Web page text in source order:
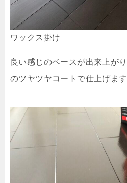
ワックス掛け
良い感じのベースが出来上が
のツヤツヤコートで仕上げます